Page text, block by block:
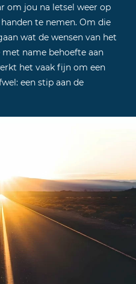
om jou na letsel weer op
te nemen. Om die
wat de wensen van het
name behoefte aan
het vaak fijn om een
een stip aan de